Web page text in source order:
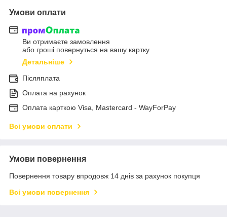
Умови оплати
Ви отримаєте замовлення
або гроші повернуться на вашу картку
Детальніше
Післяплата
Оплата на рахунок
Оплата карткою Visa, Mastercard - WayForPay
Всі умови оплати
Умови повернення
Повернення товару впродовж 14 днів за рахунок покупця
Всі умови повернення